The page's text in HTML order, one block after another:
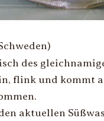
des
flink und kommt
aktuellen